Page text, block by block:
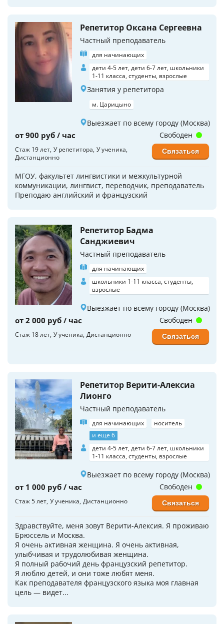
Репетитор Оксана Сергеевна
Частный преподаватель
для начинающих
дети 4-5 лет, дети 6-7 лет, школьники
1-11 класса, студенты, взрослые
Занятия у репетитора
м. Царицыно
Выезжает по всему городу (Москва)
от 900 руб / час
Стаж 19 лет У репетитора У ученика
Дистанционно
МГОУ, факультет лингвистики и межкультурной
коммуникации, лингвист, переводчик, преподаватель
Преподаю английский и французский
Свободен
Связаться
Репетитор Бадма
Санджиевич
Частный преподаватель
для начинающих
школьники 1-11 класса, студенты,
взрослые
Выезжает по всему городу (Москва)
от 2 000 руб / час
Стаж 18 лет У ученика Дистанционно
Свободен
Связаться
Репетитор Верити-Алексиа
Лионго
Частный преподаватель
для начинающих
носитель
и еще 6
дети 4-5 лет, дети 6-7 лет, школьники
1-11 класса, студенты, взрослые
Выезжает по всему городу (Москва)
от 1 000 руб / час
Стаж 5 лет У ученика Дистанционно
Здравствуйте, меня зовут Верити-Алексия. Я проживаю
Брюссель и Москва.
Я очень активная женщина. Я очень активная,
улыбчивая и трудолюбивая женщина.
Я полный рабочий день французский репетитор.
Я люблю детей, и они тоже любят меня.
Как преподавателя французского языка моя главная
цель — видет...
Свободен
Связаться